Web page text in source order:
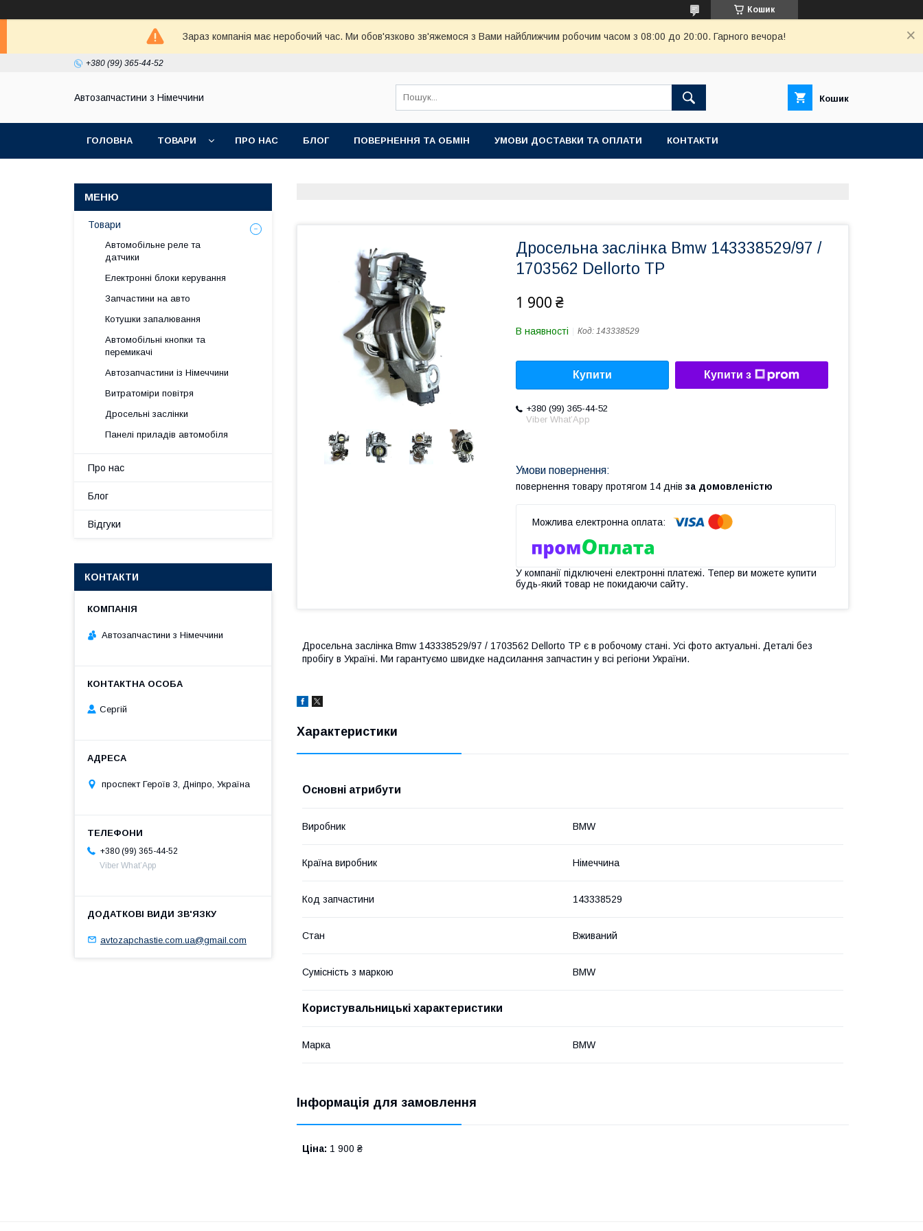
Кошик
Зараз компанія має неробочий час. Ми обов'язково зв'яжемося з Вами найближчим робочим часом з 08:00 до 20:00. Гарного вечора!
+380 (99) 365-44-52
Автозапчастини з Німеччини Кошик
ГОЛОВНА ТОВАРИ ПРО НАС БЛОГ ПОВЕРНЕННЯ ТА ОБМІН УМОВИ ДОСТАВКИ ТА ОПЛАТИ КОНТАКТИ
Дросельна заслінка Bmw 143338529/97 /
1703562 Dellorto TP
1 900 ₴
В наявності Код: 143338529
Купити Купити з
+380 (99) 365-44-52
Viber What’App
повернення товару протягом 14 днів за домовленістю
У компанії підключені електронні платежі. Тепер ви можете купити
будь-який товар не покидаючи сайту.
Дросельна заслінка Bmw 143338529/97 / 1703562 Dellorto TP є в робочому стані. Усі фото актуальні. Деталі без
пробігу в Україні. Ми гарантуємо швидке надсилання запчастин у всі регіони України.
Характеристики
Основні атрибути
Виробник BMW
Країна виробник Німеччина
Код запчастини 143338529
Стан Вживаний
Сумісність з маркою BMW
Користувальницькі характеристики
Марка BMW
Інформація для замовлення
Ціна: 1 900 ₴
Товари
Автомобільне реле та
датчики
Електронні блоки керування
Запчастини на авто
Котушки запалювання
Автомобільні кнопки та
перемикачі
Автозапчастини із Німеччини
Витратоміри повітря
Дросельні заслінки
Панелі приладів автомобіля
Про нас
Блог
Відгуки
КОНТАКТИ
Автозапчастини з Німеччини
Сергій
проспект Героїв 3, Дніпро, Україна
+380 (99) 365-44-52
Viber What’App
avtozapchastie.com.ua@gmail.com